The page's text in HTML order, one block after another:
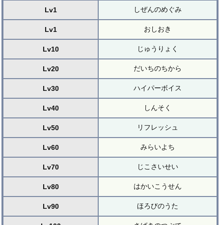
Lv1 しぜんのめぐみ
Lv1 おしおき
Lv10 じゅうりょく
Lv20 だいちのちから
Lv30 ハイパーボイス
Lv40 しんそく
Lv50 リフレッシュ
Lv60 みらいよち
Lv70 じこさいせい
Lv80 はかいこうせん
Lv90 ほろびのうた